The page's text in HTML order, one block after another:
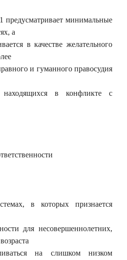
предусматривает минимальные
а
в качестве желательного
и гуманного правосудия
находящихся в конфликте с
в которых признается
для несовершеннолетних,
на слишком низком